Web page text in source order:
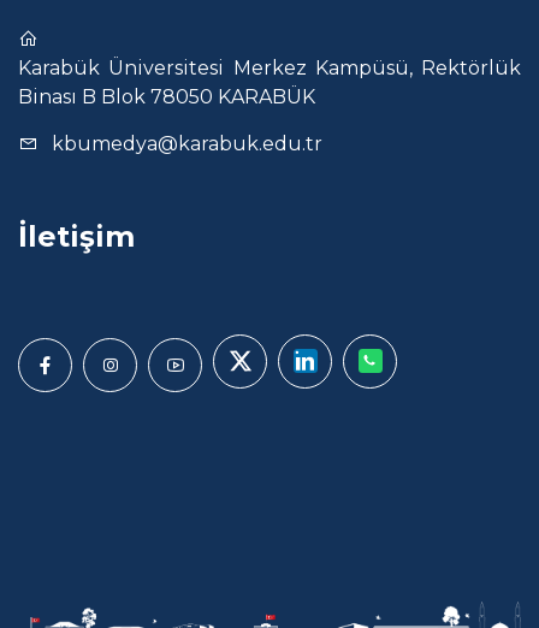
Karabük Üniversitesi Merkez Kampüsü, Rektörlük
Binası B Blok 78050 KARABÜK
kbumedya@karabuk.edu.tr
İletişim